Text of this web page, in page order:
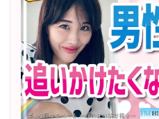
2022年7月〜12月 グルー
様随時満席
2022年4月 米国NLP協会
力開発協会認定NLPコー